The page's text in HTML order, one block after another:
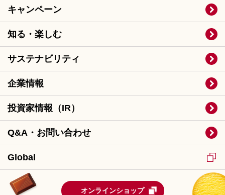
キャンペーン
知る・楽しむ
サステナビリティ
企業情報
投資家情報（IR）
Q&A・お問い合わせ
Global
オンラインショップ